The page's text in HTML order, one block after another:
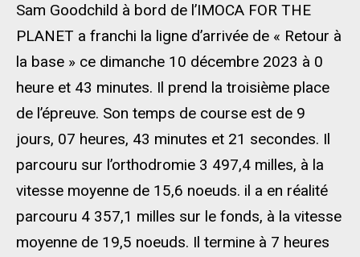
Sam Goodchild à bord de l’IMOCA FOR THE
PLANET a franchi la ligne d’arrivée de « Retour à
la base » ce dimanche 10 décembre 2023 à 0
heure et 43 minutes. Il prend la troisième place
de l’épreuve. Son temps de course est de 9
jours, 07 heures, 43 minutes et 21 secondes. Il
parcouru sur l’orthodromie 3 497,4 milles, à la
vitesse moyenne de 15,6 noeuds. il a en réalité
parcouru 4 357,1 milles sur le fonds, à la vitesse
moyenne de 19,5 noeuds. Il termine à 7 heures